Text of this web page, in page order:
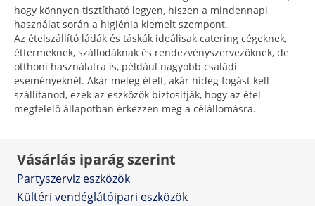
hogy könnyen tisztítható legyen, hiszen a mindennapi
használat során a higiénia kiemelt szempont.
Az ételszállító ládák és táskák ideálisak catering cégeknek,
éttermeknek, szállodáknak és rendezvényszervezőknek, de
otthoni használatra is, például nagyobb családi
eseményeknél. Akár meleg ételt, akár hideg fogást kell
szállítanod, ezek az eszközök biztosítják, hogy az étel
megfelelő állapotban érkezzen meg a célállomásra.
Vásárlás iparág szerint
Partyszerviz eszközök
Kültéri vendéglátóipari eszközök